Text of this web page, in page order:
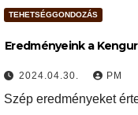
TEHETSÉGGONDOZÁS
Eredményeink a
2024.04.30. PM
Szép eredményeket